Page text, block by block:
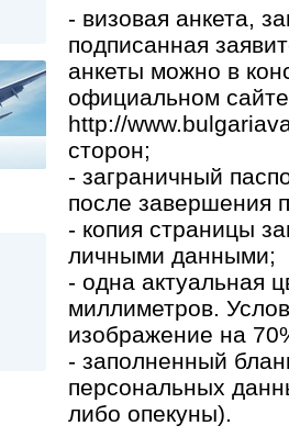
- визовая анкета,
подписанная
анкеты можно в
официальном
http://
сторон;
- заграничный
после завершения
- копия страницы
личными данными;
- одна актуальная
миллиметров.
изображение на
- заполненный
персональных
либо опекуны).